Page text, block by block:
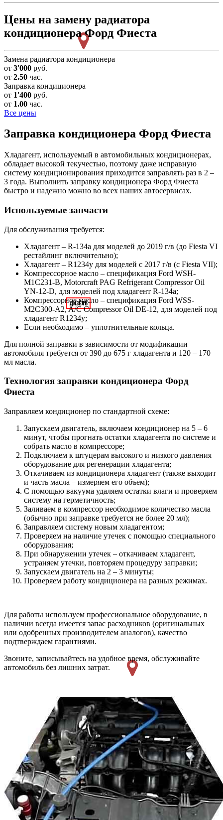
Цены на замену радиатора
кондиционера Форд Фиеста
Замена радиатора кондиционера
от 3'000 руб.
от 2.50 час.
Заправка кондиционера
от 1'400 руб.
от 1.00 час.
Все цены
Заправка кондиционера Форд Фиеста
Хладагент, используемый в автомобильных кондиционерах,
обладает высокой текучестью, поэтому даже исправную
систему кондиционирования приходится заправлять раз в 2 –
3 года. Выполнить заправку кондиционера Форд Фиеста
быстро и надежно можно во всех наших автосервисах.
Используемые запчасти
Для обслуживания требуется:
Хладагент – R-134a для моделей до 2019 г/в (до Fiesta VI
рестайлинг включительно);
Хладагент – R1234y для моделей с 2017 г/в (с Fiesta VII);
Компрессорное масло – спецификация Ford WSH-
M1C231-B, Motorcraft PAG Refrigerant Compressor Oil
YN-12-D, для моделей под хладагент R-134a;
Компрессорное масло – спецификация Ford WSS-
M2C300-A2, A/C Compressor Oil DE-12, для моделей под
хладагент R1234y;
Если необходимо – уплотнительные кольца.
Для полной заправки в зависимости от модификации
автомобиля требуется от 390 до 675 г хладагента и 120 – 170
мл масла.
Технология заправки кондиционера Форд
Фиеста
Заправляем кондиционер по стандартной схеме:
Запускаем двигатель, включаем кондиционер на 5 – 6
минут, чтобы прогнать остатки хладагента по системе и
собрать масло в компрессоре;
Подключаем к штуцерам высокого и низкого давления
оборудование для регенерации хладагента;
Откачиваем из кондиционера хладагент (также выходит
и часть масла – измеряем его объем);
С помощью вакуума удаляем остатки влаги и проверяем
систему на герметичность;
Заливаем в компрессор необходимое количество масла
(обычно при заправке требуется не более 20 мл);
Заправляем систему новым хладагентом;
Проверяем на наличие утечек с помощью специального
оборудования;
При обнаружении утечек – откачиваем хладагент,
устраняем утечки, повторяем процедуру заправки;
Запускаем двигатель на 2 – 3 минуты;
Проверяем работу кондиционера на разных режимах.
Для работы используем профессиональное оборудование, в
наличии всегда имеется запас расходников (оригинальных
или одобренных производителем аналогов), качество
подтверждаем гарантиями.
Звоните, записывайтесь на удобное время, обслуживайте
автомобиль без лишних затрат.